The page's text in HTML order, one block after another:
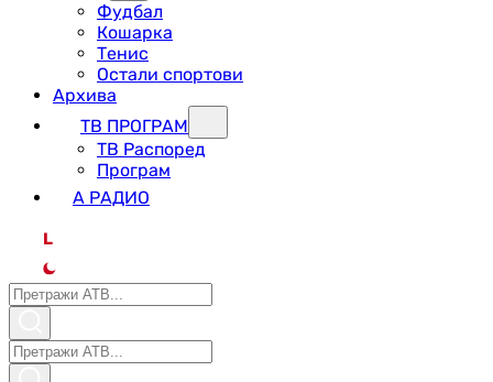
Фудбал
Кошарка
Тенис
Остали спортови
Архива
ТВ ПРОГРАМ
ТВ Распоред
Програм
А РАДИО
L